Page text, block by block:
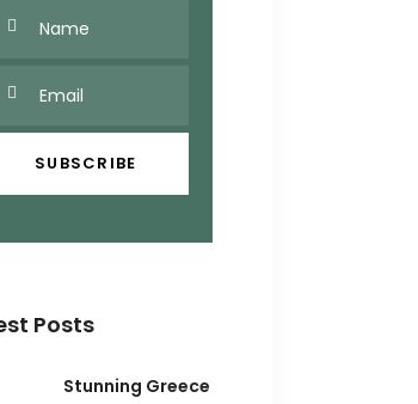
Posts
Stunning Greece